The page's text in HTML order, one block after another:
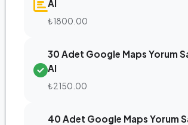
Al
₺1800.00
30 Adet Google Maps Yorum
Al
₺2150.00
40 Adet Google Maps Yorum